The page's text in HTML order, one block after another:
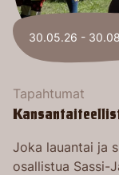
30.05.26 -
Tapahtumat
Joka lauantai ja
osallistua Sassi-